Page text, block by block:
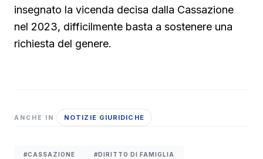
insegnato la vicenda decisa dalla Cassazione
nel 2023, difficilmente basta a sostenere una
richiesta del genere.
ANCHE IN NOTIZIE GIURIDICHE
#CASSAZIONE #DIRITTO DI FAMIGLIA